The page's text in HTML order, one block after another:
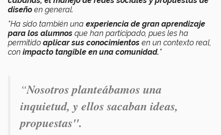
diseño en general.
"Ha sido también una experiencia de gran aprendizaje
para los alumnos que han participado, pues les ha
permitido aplicar sus conocimientos en un contexto real,
con impacto tangible en una comunidad. "
“Nosotros planteábamos una
inquietud, y ellos sacaban ideas,
propuestas".